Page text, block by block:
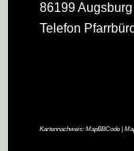
86199 Augsburg
Telefon
Kartennachweis: MapBBCode|